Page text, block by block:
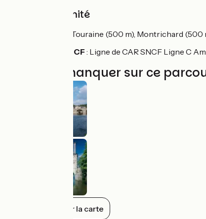
Gare à proximité
Chissay-en-Touraine (500 m), Montrichard (500
Ligne de CAR SNCF : Ligne de CAR SNCF Ligne C
À ne pas manquer sur ce
Tout afficher sur la carte